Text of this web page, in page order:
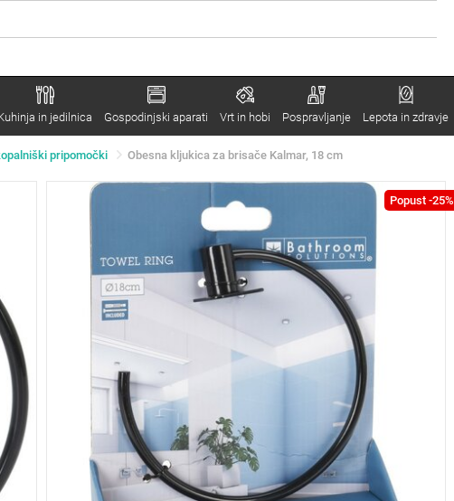
in jedilnica Gospodinjski aparati Vrt in hobi Pospravljanje Lepota in zdravje
pripomočki Obesna kljukica za brisače Kalmar, 18 cm
Popust -25%